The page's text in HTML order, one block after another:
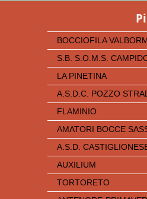
BOCCIOFILA
S.B. S.O.M.S.
LA PINETINA
A.S.D.C. POZZO
FLAMINIO
AMATORI BOCCE
A.S.D.
AUXILIUM
TORTORETO